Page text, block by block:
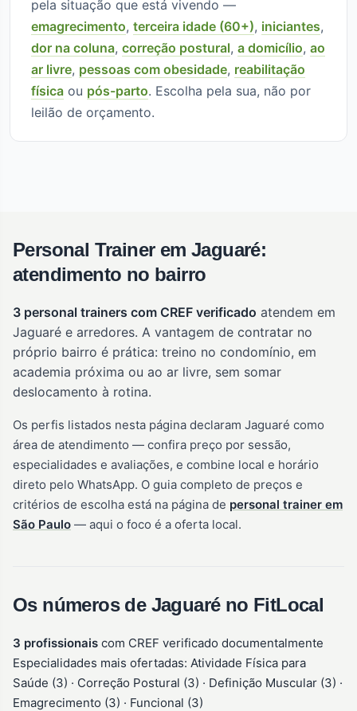
pela situação que está vivendo —
emagrecimento, terceira idade (60+), iniciantes,
dor na coluna, correção postural, a domicílio, ao
ar livre, pessoas com obesidade, reabilitação
física ou pós-parto. Escolha pela sua, não por
leilão de orçamento.
Personal Trainer em Jaguaré:
atendimento no bairro
3 personal trainers com CREF verificado atendem em
Jaguaré e arredores. A vantagem de contratar no
próprio bairro é prática: treino no condomínio, em
academia próxima ou ao ar livre, sem somar
deslocamento à rotina.
Os perfis listados nesta página declaram Jaguaré como
área de atendimento — confira preço por sessão,
especialidades e avaliações, e combine local e horário
direto pelo WhatsApp. O guia completo de preços e
critérios de escolha está na página de personal trainer em
São Paulo — aqui o foco é a oferta local.
Os números de Jaguaré no FitLocal
3 profissionais com CREF verificado documentalmente
Especialidades mais ofertadas: Atividade Física para
Saúde (3) · Correção Postural (3) · Definição Muscular (3) ·
Emagrecimento (3) · Funcional (3)